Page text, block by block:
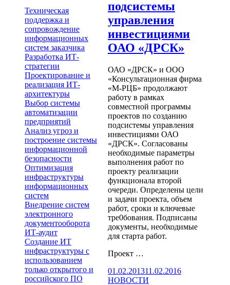
Техническая
поддержка и
сопровождение
информационных
систем заказчика
Разработка ИТ-
стратегии
Проектирование и
реализация ИТ-
архитектуры
Выбор системы
автоматизации
предприятий
Анализ угроз и
построение системы
информационной
безопасности
Оптимизация
инфраструктуры
информационных
систем
Внедрение систем
электронного
документооборота
ИТ-аудит
Создание ИТ
инфраструктуры с
использованием
только открытого и
российского ПО
подсистемы
управления
инвестициями
ОАО «ДРСК»
ОАО «ДРСК» и ООО
«Консультационная фирма
«М-РЦБ» продолжают
работу в рамках
совместной программы
проектов по созданию
подсистемы управления
инвестициями ОАО
«ДРСК». Согласованы
необходимые параметры
выполнения работ по
проекту реализации
функционала второй
очереди. Определены цели
и задачи проекта, объем
работ, сроки и ключевые
тре0бования. Подписаны
документы, необходимые
для старта работ.
Проект …
Опубликовано
01.02.201311.02.2016Рубрики
НОВОСТИ